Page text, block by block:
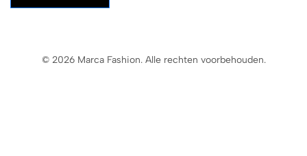
© 2026 Marca Fashion. Alle rechten voorbehouden.